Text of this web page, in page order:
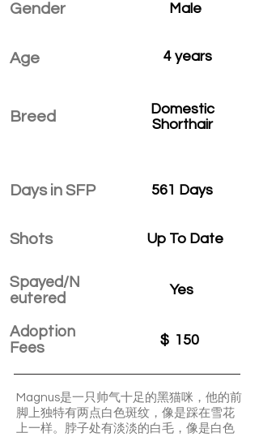
Gender
Age
Breed
Days in SFP
Shots
Spayed/N
eutered
Adoption
Fees
Male
4 years
Domestic
Shorthair
561 Days
Up To Date
Yes
$ 150
Magnus是一只帅气十足的黑猫咪，他的前
脚上独特有两点白色斑纹，像是踩在雪花
上一样。脖子处有淡淡的白毛，像是白色